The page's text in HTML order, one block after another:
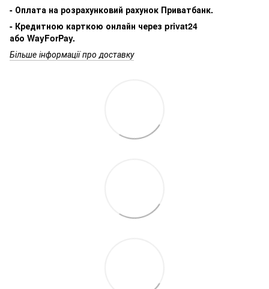
- Оплата на розрахунковий рахунок Приватбанк.
- Кредитною карткою онлайн через privat24
або WayForPay.
Більше інформації про доставку